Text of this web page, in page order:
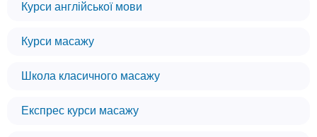
Курси англійської мови
Курси масажу
Школа класичного масажу
Експрес курси масажу